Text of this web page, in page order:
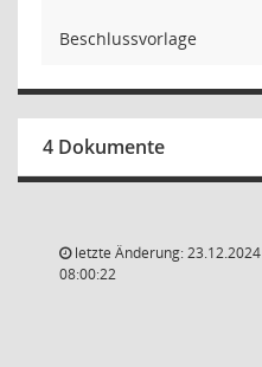
Beschlussvorlage
4 Dokumente
letzte Änderung: 23.12.2024
08:00:22